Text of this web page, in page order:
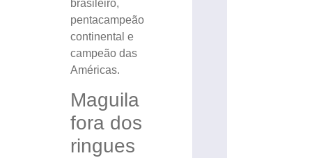
brasileiro,
pentacampeão
continental e
campeão das
Américas.
Maguila
fora dos
ringues